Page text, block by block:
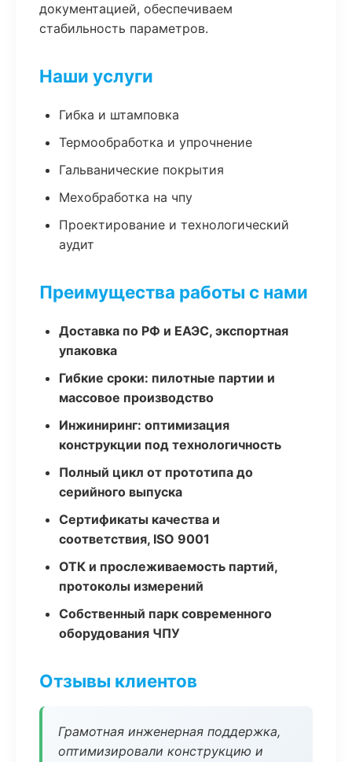
документацией, обеспечиваем
стабильность параметров.
Наши услуги
Гибка и штамповка
Термообработка и упрочнение
Гальванические покрытия
Мехобработка на чпу
Проектирование и технологический
аудит
Преимущества работы с нами
Доставка по РФ и ЕАЭС, экспортная
упаковка
Гибкие сроки: пилотные партии и
массовое производство
Инжиниринг: оптимизация
конструкции под технологичность
Полный цикл от прототипа до
серийного выпуска
Сертификаты качества и
соответствия, ISO 9001
ОТК и прослеживаемость партий,
протоколы измерений
Собственный парк современного
оборудования ЧПУ
Отзывы клиентов
Грамотная инженерная поддержка,
оптимизировали конструкцию и